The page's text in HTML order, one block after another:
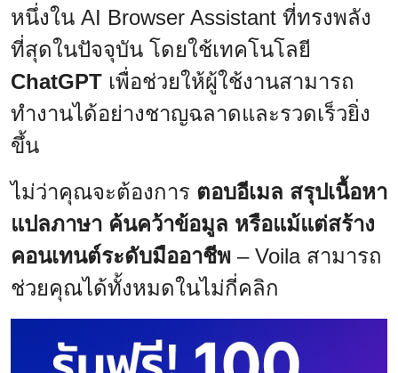
หนึ่งใน AI Browser Assistant ที่ทรงพลัง
ที่สุดในปัจจุบัน โดยใช้เทคโนโลยี
ChatGPT เพื่อช่วยให้ผู้ใช้งานสามารถ
ทำงานได้อย่างชาญฉลาดและรวดเร็วยิ่ง
ขึ้น
ไม่ว่าคุณจะต้องการ ตอบอีเมล สรุปเนื้อหา
แปลภาษา ค้นคว้าข้อมูล หรือแม้แต่สร้าง
คอนเทนต์ระดับมืออาชีพ – Voila สามารถ
ช่วยคุณได้ทั้งหมดในไม่กี่คลิก